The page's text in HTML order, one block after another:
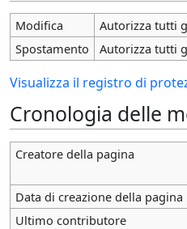
Modifica
Autorizza tutti
Spostamento
Autorizza tutti
Visualizza il registro di
Cronologia delle
Creatore della pagina
Data di creazione della pagina
Ultimo contributore